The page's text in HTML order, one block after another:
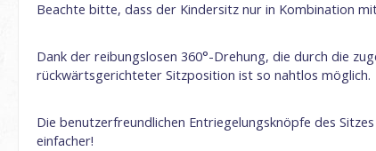
Beachte bitte, dass der Kindersitz nur in Kombination
Dank der reibungslosen 360°-Drehung, die durch die
rückwärtsgerichteter Sitzposition ist so nahtlos möglich.
Die benutzerfreundlichen Entriegelungsknöpfe des
einfacher!